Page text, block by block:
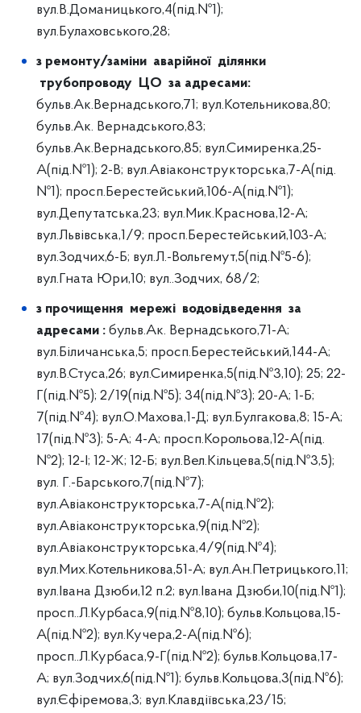
вул.В.Доманицького,4(під.№1);
вул.Булаховського,28;
з ремонту/заміни аварійної ділянки
трубопроводу ЦО за адресами:
бульв.Ак.Вернадського,71; вул.Котельникова,80;
бульв.Ак. Вернадського,83;
бульв.Ак.Вернадського,85; вул.Симиренка,25-
А(під.№1); 2-В; вул.Авіаконструкторська,7-А(під.
№1); просп.Берестейський,106-А(під.№1);
вул.Депутатська,23; вул.Мик.Краснова,12-А;
вул.Львівська,1/9; просп.Берестейський,103-А;
вул.Зодчих,6-Б; вул.Л.-Вольгемут,5(під.№5-6);
вул.Гната Юри,10; вул..Зодчих, 68/2;
з прочищення мережі водовідведення за
адресами : бульв.Ак. Вернадського,71-А;
вул.Біличанська,5; просп.Берестейський,144-А;
вул.В.Стуса,26; вул.Симиренка,5(під.№3,10); 25; 22-
Г(під.№5); 2/19(під.№5); 34(під.№3); 20-А; 1-Б;
7(під.№4); вул.О.Махова,1-Д; вул.Булгакова,8; 15-А;
17(під.№3); 5-А; 4-А; просп.Корольова,12-А(під.
№2); 12-І; 12-Ж; 12-Б; вул.Вел.Кільцева,5(під.№3,5);
вул. Г.-Барського,7(під.№7);
вул.Авіаконструкторська,7-А(під.№2);
вул.Авіаконструкторська,9(під.№2);
вул.Авіаконструкторська,4/9(під.№4);
вул.Мих.Котельникова,51-А; вул.Ан.Петрицького,11;
вул.Івана Дзюби,12 п.2; вул.Івана Дзюби,10(під.№1);
просп..Л.Курбаса,9(під.№8,10); бульв.Кольцова,15-
А(під.№2); вул.Кучера,2-А(під.№6);
просп..Л.Курбаса,9-Г(під.№2); бульв.Кольцова,17-
А; вул.Зодчих,6(під.№1); бульв.Кольцова,3(під.№6);
вул.Єфіремова,3; вул.Клавдіївська,23/15;